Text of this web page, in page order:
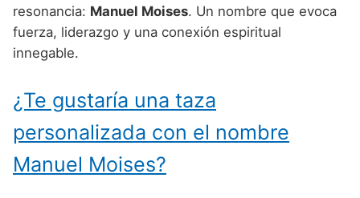
Nombres de niño que empiezan por G
Nombres de niño que empiezan por H
Nombres de niño que empiezan por J
Nombres de niño que empiezan por K
Nombres de niño que empiezan por L
Nombres de Niño Cantabros
Nombres de Niño Castellanos
Nombres de Niño Extremeños
Nombres de Niño Gallegos
Nombres de Niño Madrileños
Nombres de Niño Mitologicos
Nombres de Niño Chinos
Nombres de Niño Ingleses
Nombres de Niño Italianos
Nombres de Niño Japoneses
resonancia: Manuel Moises. Un nombre que evoca
fuerza, liderazgo y una conexión espiritual
innegable.
¿Te gustaría una taza
personalizada con el nombre
Manuel Moises?